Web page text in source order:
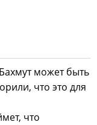
может быть
что это для
что